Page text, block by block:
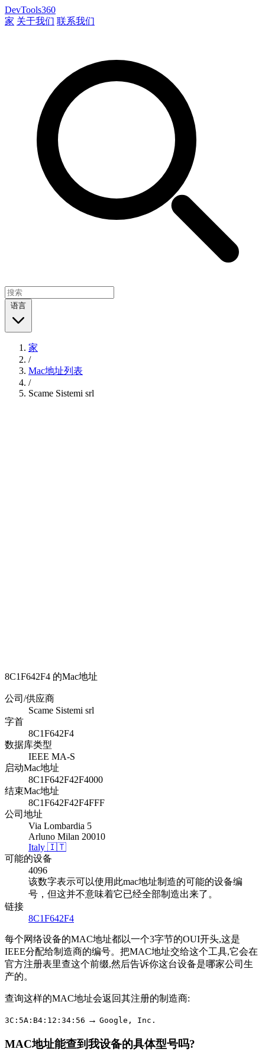
DevTools360
家 关于我们 联系我们
语言
家
/
Mac地址列表
/
Scame Sistemi srl
8C1F642F4 的Mac地址
公司/供应商
Scame Sistemi srl
字首
8C1F642F4
数据库类型
IEEE MA-S
启动Mac地址
8C1F642F42F4000
结束Mac地址
8C1F642F42F4FFF
公司地址
Via Lombardia 5
Arluno Milan 20010
Italy 🇮🇹
可能的设备
4096
该数字表示可以使用此mac地址制造的可能的设备编
号，但这并不意味着它已经全部制造出来了。
链接
8C1F642F4
每个网络设备的MAC地址都以一个3字节的OUI开头,这是
IEEE分配给制造商的编号。把MAC地址交给这个工具,它会在
官方注册表里查这个前缀,然后告诉你这台设备是哪家公司生
产的。
查询这样的MAC地址会返回其注册的制造商:
3C:5A:B4:12:34:56 → Google, Inc.
MAC地址能查到我设备的具体型号吗?